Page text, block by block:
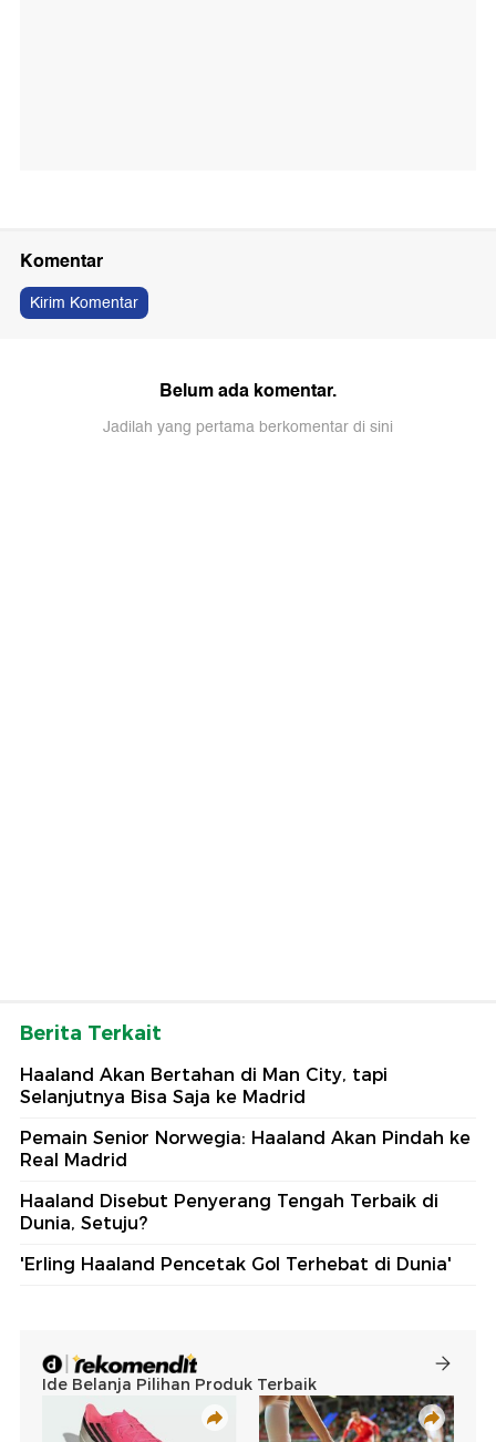
Komentar
Kirim Komentar
Belum ada komentar.
Jadilah yang pertama berkomentar di sini
Berita Terkait
Haaland Akan Bertahan di Man City, tapi
Selanjutnya Bisa Saja ke Madrid
Pemain Senior Norwegia: Haaland Akan Pindah ke
Real Madrid
Haaland Disebut Penyerang Tengah Terbaik di
Dunia, Setuju?
'Erling Haaland Pencetak Gol Terhebat di Dunia'